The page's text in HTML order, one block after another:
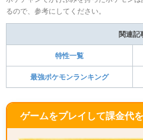
るので、参考にしてください。
関連記
特性一覧
最強ポケモンランキング
ゲームをプレイして課金代